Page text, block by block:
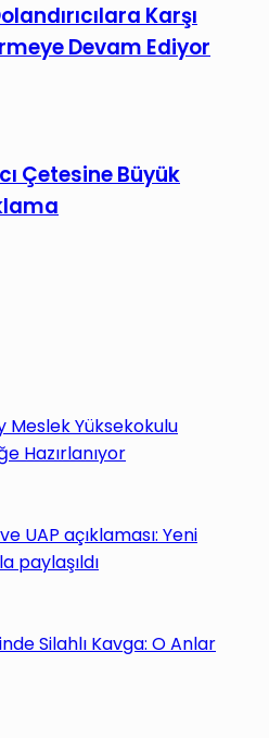
Karşı
Devam Ediyor
Çetesine Büyük
Meslek Yüksekokulu
Hazırlanıyor
UAP açıklaması: Yeni
paylaşıldı
Silahlı Kavga: O Anlar